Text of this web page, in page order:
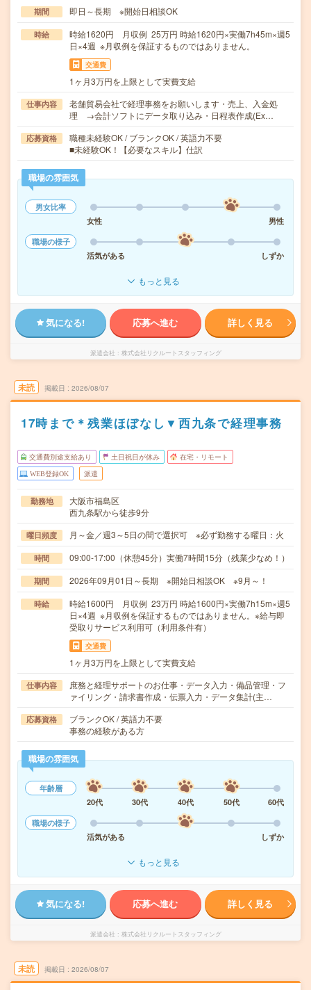
期間 即日～長期 ※開始日相談OK
時給
時給1620円 月収例 25万円 時給1620円×実働7h45m×週5
日×4週 ※月収例を保証するものではありません。
交通費
1ヶ月3万円を上限として実費支給
仕事内容
老舗貿易会社で経理事務をお願いします・売上、入金処
理 →会計ソフトにデータ取り込み・日程表作成(Ex…
応募資格
職種未経験OK / ブランクOK / 英語力不要
■未経験OK！【必要なスキル】仕訳
職場の雰囲気
男女比率
女性
男性
職場の様子
活気がある
しずか
もっと見る
気になる! 応募へ進む 詳しく見る
派遣会社 株式会社リクルートスタッフィング
未読 掲載日 2026/08/07
17時まで＊残業ほぼなし▼西九条で経理事務
交通費別途支給あり 土日祝日が休み 在宅・リモート
WEB登録OK 派遣
勤務地
大阪市福島区
西九条駅から徒歩9分
曜日頻度 月～金／週3～5日の間で選択可 ※必ず勤務する曜日：火
時間 09:00-17:00（休憩45分）実働7時間15分（残業少なめ！）
期間 2026年09月01日～長期 ※開始日相談OK ※9月～！
時給
時給1600円 月収例 23万円 時給1600円×実働7h15m×週5
日×4週 ※月収例を保証するものではありません。※給与即
受取りサービス利用可（利用条件有）
交通費
1ヶ月3万円を上限として実費支給
仕事内容
庶務と経理サポートのお仕事・データ入力・備品管理・フ
ァイリング・請求書作成・伝票入力・データ集計(主…
応募資格
ブランクOK / 英語力不要
事務の経験がある方
職場の雰囲気
年齢層
20代
30代 40代 50代
60代
職場の様子
活気がある
しずか
もっと見る
気になる! 応募へ進む 詳しく見る
派遣会社 株式会社リクルートスタッフィング
未読 掲載日 2026/08/07